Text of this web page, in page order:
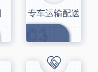
专车运输配送